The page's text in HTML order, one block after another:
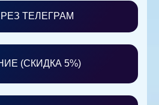
ТЕЛЕГРАМ
(СКИДКА 5%)